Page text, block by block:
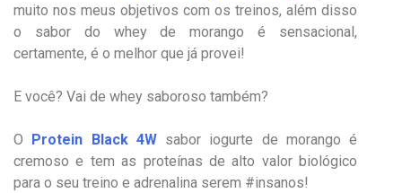
muito nos meus objetivos com os treinos, além disso
o sabor do whey de morango é sensacional,
certamente, é o melhor que já provei!
E você? Vai de whey saboroso também?
O Protein Black 4Wsabor iogurte de morango é
cremoso e tem as proteínas de alto valor biológico
para o seu treino e adrenalina serem #insanos!